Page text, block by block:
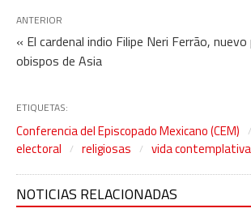
ANTERIOR
« El cardenal indio Filipe Neri Ferrão,
obispos de Asia
ETIQUETAS:
Conferencia del Episcopado Mexicano (CEM)
electoral
religiosas vida contemplativa
NOTICIAS RELACIONADAS